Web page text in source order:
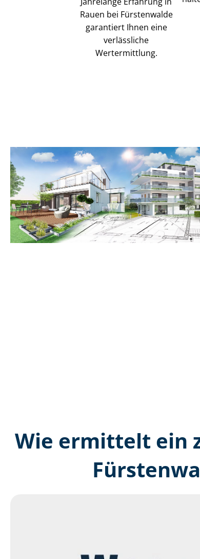
Rauen bei Fürstenwalde
garantiert Ihnen eine
verlässliche
Wertermittlung.
Wie ermittelt ein